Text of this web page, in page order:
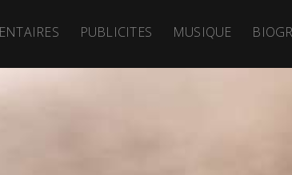
PUBLICITES MUSIQUE